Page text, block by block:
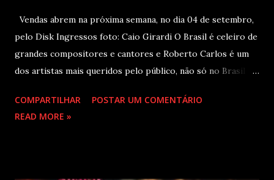
Vendas abrem na próxima semana, no dia 04 de setembro,
pelo Disk Ingressos foto: Caio Girardi O Brasil é celeiro de
grandes compositores e cantores e Roberto Carlos é um
dos artistas mais queridos pelo público, não só no Brasil
lançados em seu país tem sua carreira pautada em
lançamentos simultâneos em português e espanhol desde a
COMPARTILHAR
POSTAR UM COMENTÁRIO
READ MORE »